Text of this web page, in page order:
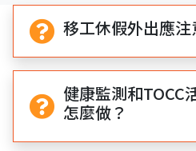
移工休假外出應注
健康監測和TOCC
怎麼做？